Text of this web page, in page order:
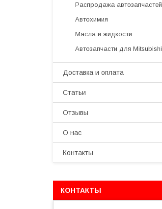
Распродажа автозапчастей
Автохимия
Масла и жидкости
Автозапчасти для Mitsubishi
Доставка и оплата
Статьи
Отзывы
О нас
Контакты
КОНТАКТЫ